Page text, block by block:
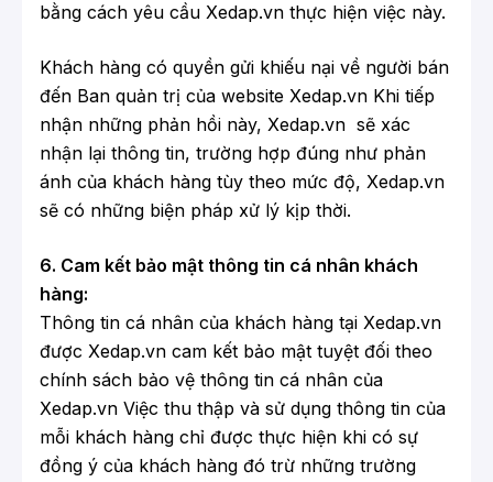
bằng cách yêu cầu Xedap.vn thực hiện việc này.
Khách hàng có quyền gửi khiếu nại về người bán
đến Ban quản trị của website Xedap.vn Khi tiếp
nhận những phản hồi này, Xedap.vn sẽ xác
nhận lại thông tin, trường hợp đúng như phản
ánh của khách hàng tùy theo mức độ, Xedap.vn
sẽ có những biện pháp xử lý kịp thời.
6. Cam kết bảo mật thông tin cá nhân khách
hàng:
Thông tin cá nhân của khách hàng tại Xedap.vn
được Xedap.vn cam kết bảo mật tuyệt đối theo
chính sách bảo vệ thông tin cá nhân của
Xedap.vn Việc thu thập và sử dụng thông tin của
mỗi khách hàng chỉ được thực hiện khi có sự
đồng ý của khách hàng đó trừ những trường